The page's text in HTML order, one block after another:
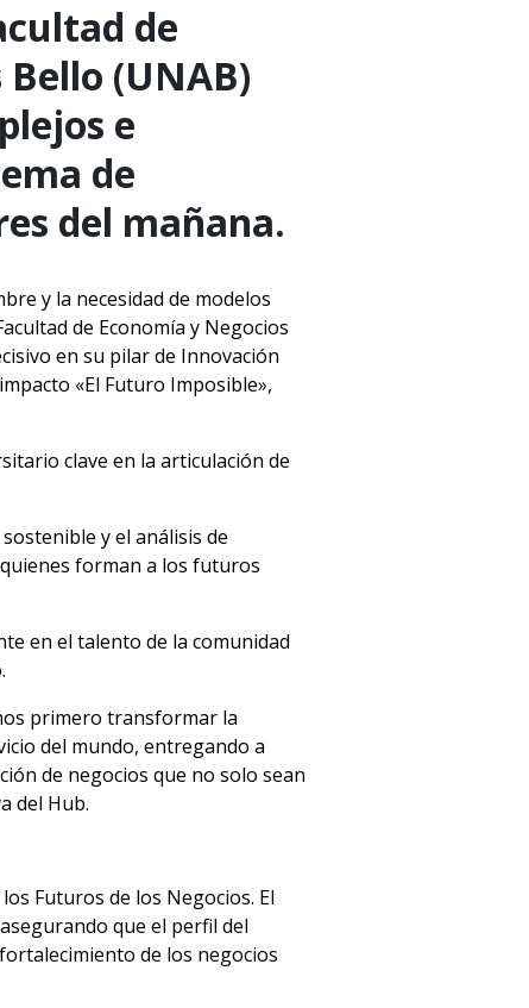
de
(UNAB)
e
de
del mañana.
y la necesidad de modelos
de Economía y Negocios
en su pilar de Innovación
«El Futuro Imposible»,
clave en la articulación de
y el análisis de
forman a los futuros
en el talento de la comunidad
primero transformar la
del mundo, entregando a
de negocios que no solo sean
del Hub.
Futuros de los Negocios. El
que el perfil del
de los negocios